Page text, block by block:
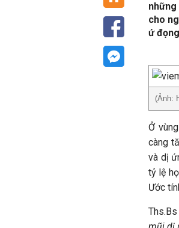
cho
ứ
(Ảnh:
Ở
càng
và dị
tỷ lệ
Ước